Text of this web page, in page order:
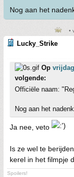
Nog aan het
•
Lucky_Strike
Op
volgende:
Officiële naam:
Nog aan het
Ja nee, veto
Is ze wel te
kerel in het filmpje
Spoilers!